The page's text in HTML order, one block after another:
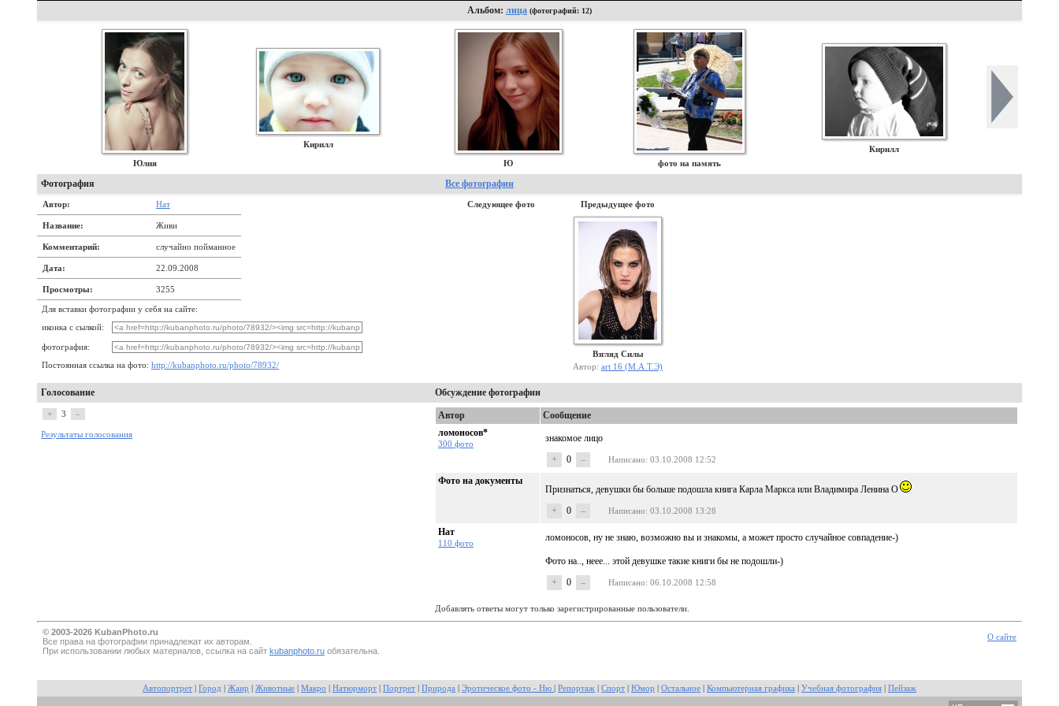
Альбом: лица (фотографий: 12)
Юлия
Кирилл
Ю фото на память
Кирилл
Фотография Все фотографии
Автор: Нат
Название: Живи
Комментарий: случайно пойманное
Дата: 22.09.2008
Просмотры: 3255
Для вставки фотографии у себя на сайте:
иконка с сылкой:
фотография:
Постоянная ссылка на фото: http://kubanphoto.ru/photo/78932/
Следующее фото Предыдущее фото
Взгляд Силы
Автор: art 16 (М.А.Т.Э)
Голосование Обсуждение фотографии
+ 3 –
Результаты голосования
Автор
Сообщение
ломоносов*
300 фото
знакомое лицо
+
0 – Написано: 03.10.2008 12:52
Фото на документы
Признаться, девушки бы больше подошла книга Карла Маркса или Владимира Ленина О
+
0 – Написано: 03.10.2008 13:28
Нат
110 фото ломоносов, ну не знаю, возможно вы и знакомы, а может просто случайное совпадение-)
Фото на.., неее... этой девушке такие книги бы не подошли-)
+
0 – Написано: 06.10.2008 12:58
Добавлять ответы могут только зарегистрированные пользователи.
© 2003-2026 KubanPhoto.ru
Все прaва на фотографии принадлежат их авторам.
При использовании любых материалов, ссылка на сайт kubanphoto.ru обязательна.
О сайте
Автопортрет Город Жанр Животные Макро Натюрморт Портрет Природа Эротическое фото - Ню Репортаж Спорт Юмор Остальное Компьютерная графика Учебная фотография Пейзаж